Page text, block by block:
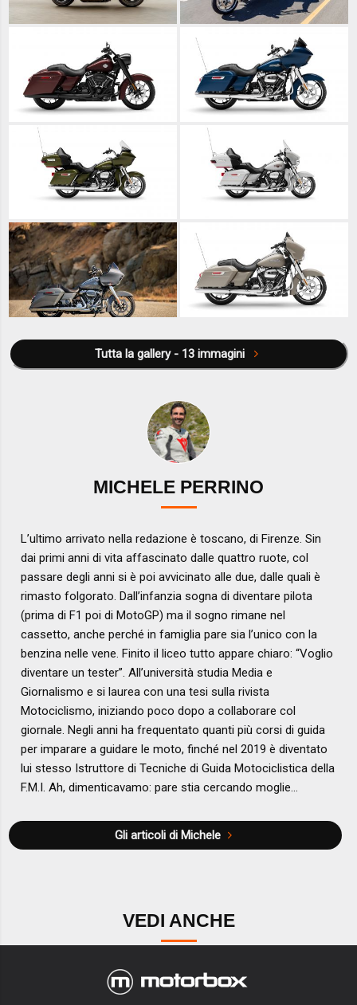
Tutta la gallery - 13 immagini
MICHELE PERRINO
L’ultimo arrivato nella redazione è toscano, di Firenze. Sin
dai primi anni di vita affascinato dalle quattro ruote, col
passare degli anni si è poi avvicinato alle due, dalle quali è
rimasto folgorato. Dall’infanzia sogna di diventare pilota
(prima di F1 poi di MotoGP) ma il sogno rimane nel
cassetto, anche perché in famiglia pare sia l’unico con la
benzina nelle vene. Finito il liceo tutto appare chiaro: “Voglio
diventare un tester”. All’università studia Media e
Giornalismo e si laurea con una tesi sulla rivista
Motociclismo, iniziando poco dopo a collaborare col
giornale. Negli anni ha frequentato quanti più corsi di guida
per imparare a guidare le moto, finché nel 2019 è diventato
lui stesso Istruttore di Tecniche di Guida Motociclistica della
F.M.I. Ah, dimenticavamo: pare stia cercando moglie…
Gli articoli di Michele
VEDI ANCHE